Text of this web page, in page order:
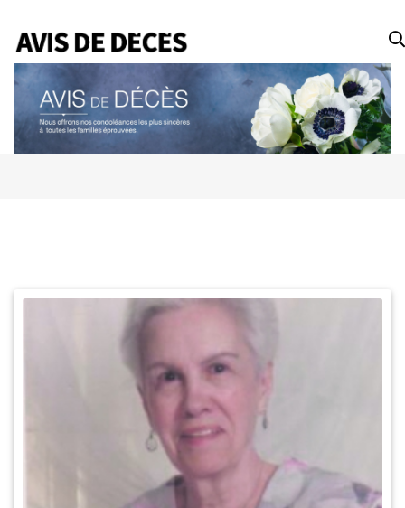
Date
Le Droit
Le Nouvelliste
Le Quotidien
La Voix de l'Est